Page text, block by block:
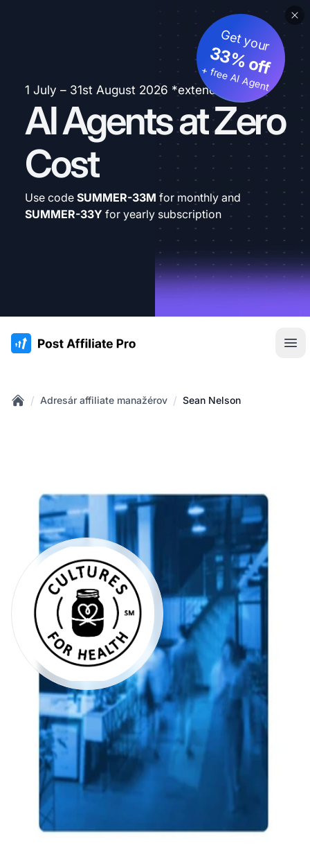
1 July – 31st August 2026 *extended
AI Agents at Zero
Cost
Get your
33% off
+ free AI Agent
Use code SUMMER-33M for monthly and
SUMMER-33Y for yearly subscription
:site.title
/ Adresár affiliate manažérov / Sean Nelson